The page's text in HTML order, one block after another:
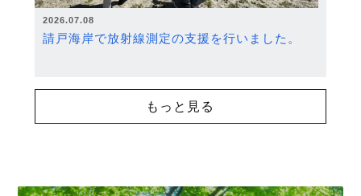
2026.07.08
請戸海岸で放射線測定の支援を行いました。
もっと見る